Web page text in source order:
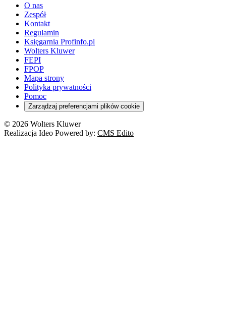
O nas
Zespół
Kontakt
Regulamin
Księgarnia Profinfo.pl
Wolters Kluwer
FEPI
FPOP
Mapa strony
Polityka prywatności
Pomoc
Zarządzaj preferencjami plików cookie
© 2026 Wolters Kluwer
Realizacja Ideo Powered by: CMS Edito